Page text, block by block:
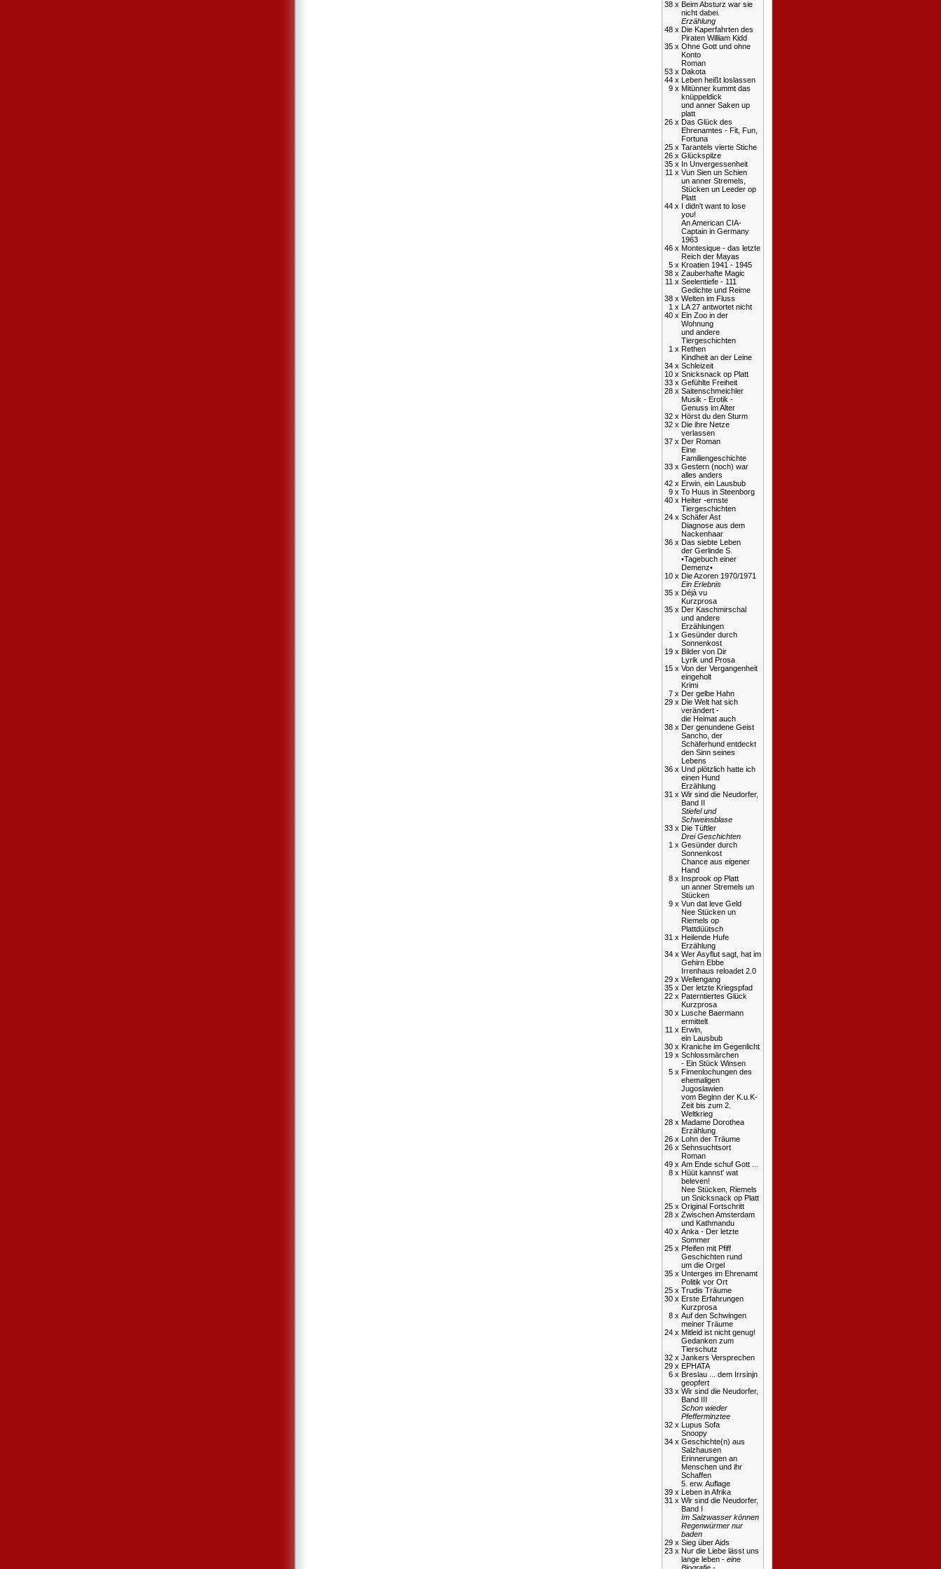
38 x Beim Absturz war sie
nicht dabei.
Erzählung
48 x Die Kaperfahrten des
Piraten William Kidd
35 x Ohne Gott und ohne
Konto
Roman
53 x Dakota
44 x Leben heißt loslassen
9 x Mitünner kummt das
knüppeldick
und anner Saken up
platt
26 x Das Glück des
Ehrenamtes - Fit, Fun,
Fortuna
25 x Tarantels vierte Stiche
26 x Glückspilze
35 x In Unvergessenheit
11 x Vun Sien un Schien
un anner Stremels,
Stücken un Leeder op
Platt
44 x I didn't want to lose
you!
An American CIA-
Captain in Germany
1963
46 x Montesique - das letzte
Reich der Mayas
5 x Kroatien 1941 - 1945
38 x Zauberhafte Magic
11 x Seelentiefe - 111
Gedichte und Reime
38 x Welten im Fluss
1 x LA 27 antwortet nicht
40 x Ein Zoo in der
Wohnung
und andere
Tiergeschichten
1 x Rethen
Kindheit an der Leine
34 x Schleizeit
10 x Snicksnack op Platt
33 x Gefühlte Freiheit
28 x Saitenschmeichler
Musik - Erotik -
Genuss im Alter
32 x Hörst du den Sturm
32 x Die ihre Netze
verlassen
37 x Der Roman
Eine
Familiengeschichte
33 x Gestern (noch) war
alles anders
42 x Erwin, ein Lausbub
9 x To Huus in Steenborg
40 x Heiter -ernste
Tiergeschichten
24 x Schäfer Ast
Diagnose aus dem
Nackenhaar
36 x Das siebte Leben
der Gerlinde S.
•Tagebuch einer
Demenz•
10 x Die Azoren 1970/1971
Ein Erlebnis
35 x Déjà vu
Kurzprosa
35 x Der Kaschmirschal
und andere
Erzählungen
1 x Gesünder durch
Sonnenkost
19 x Bilder von Dir
Lyrik und Prosa
15 x Von der Vergangenheit
eingeholt
Krimi
7 x Der gelbe Hahn
29 x Die Welt hat sich
verändert -
die Heimat auch
38 x Der genundene Geist
Sancho, der
Schäferhund entdeckt
den Sinn seines
Lebens
36 x Und plötzlich hatte ich
einen Hund
Erzählung
31 x Wir sind die Neudorfer,
Band II
Stiefel und
Schweinsblase
33 x Die Tüftler
Drei Geschichten
1 x Gesünder durch
Sonnenkost
Chance aus eigener
Hand
8 x Insprook op Platt
un anner Stremels un
Stücken
9 x Vun dat leve Geld
Nee Stücken un
Riemels op
Plattdüütsch
31 x Heilende Hufe
Erzählung
34 x Wer Asyflut sagt, hat im
Gehirn Ebbe
Irrenhaus reloadet 2.0
29 x Wellengang
35 x Der letzte Kriegspfad
22 x Paterntiertes Glück
Kurzprosa
30 x Lusche Baermann
ermittelt
11 x Erwin,
ein Lausbub
30 x Kraniche im Gegenlicht
19 x Schlossmärchen
- Ein Stück Winsen
5 x Fimenlochungen des
ehemaligen
Jugoslawien
vom Beginn der K.u.K-
Zeit bis zum 2.
Weltkrieg
28 x Madame Dorothea
Erzählung
26 x Lohn der Träume
26 x Sehnsuchtsort
Roman
49 x Am Ende schuf Gott ...
8 x Hüüt kannst' wat
beleven!
Nee Stücken, Riemels
un Snicksnack op Platt
25 x Original Fortschritt
28 x Zwischen Amsterdam
und Kathmandu
40 x Anka - Der letzte
Sommer
25 x Pfeifen mit Pfiff
Geschichten rund
um die Orgel
35 x Unterges im Ehrenamt
Politik vor Ort
25 x Trudis Träume
30 x Erste Erfahrungen
Kurzprosa
8 x Auf den Schwingen
meiner Träume
24 x Mitleid ist nicht genug!
Gedanken zum
Tierschutz
32 x Jankers Versprechen
29 x EPHATA
6 x Breslau ... dem Irrsinjn
geopfert
33 x Wir sind die Neudorfer,
Band III
Schon wieder
Pfefferminztee
32 x Lupus Sofa
Snoopy
34 x Geschichte(n) aus
Salzhausen
Erinnerungen an
Menschen und ihr
Schaffen
5. erw. Auflage
39 x Leben in Afrika
31 x Wir sind die Neudorfer,
Band I
Im Salzwasser können
Regenwürmer nur
baden
29 x Sieg über Aids
23 x Nur die Liebe lässt uns
lange leben - eine